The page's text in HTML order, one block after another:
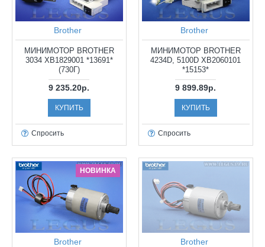
Brother
МИНИМОТОР BROTHER
3034 XB1829001 *13691*
(730Г)
9 235.20р.
КУПИТЬ
Спросить
Brother
МИНИМОТОР BROTHER
4234D, 5100D XB2060101
*15153*
9 899.89р.
КУПИТЬ
Спросить
НОВИНКА
Brother Brother